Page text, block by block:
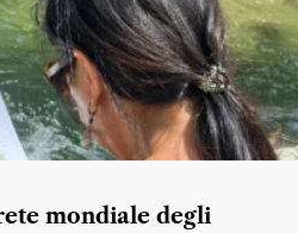
mondiale degli